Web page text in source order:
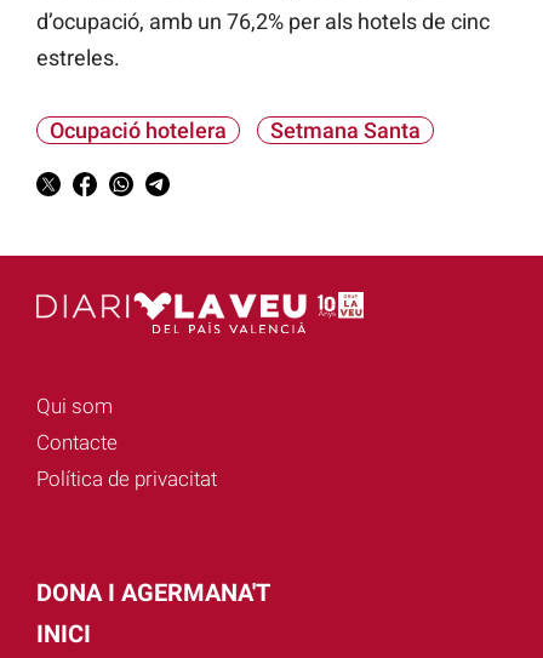
d’ocupació, amb un 76,2% per als hotels de cinc
estreles.
Ocupació hotelera Setmana Santa
Qui som
Contacte
Política de privacitat
DONA I AGERMANA'T
INICI